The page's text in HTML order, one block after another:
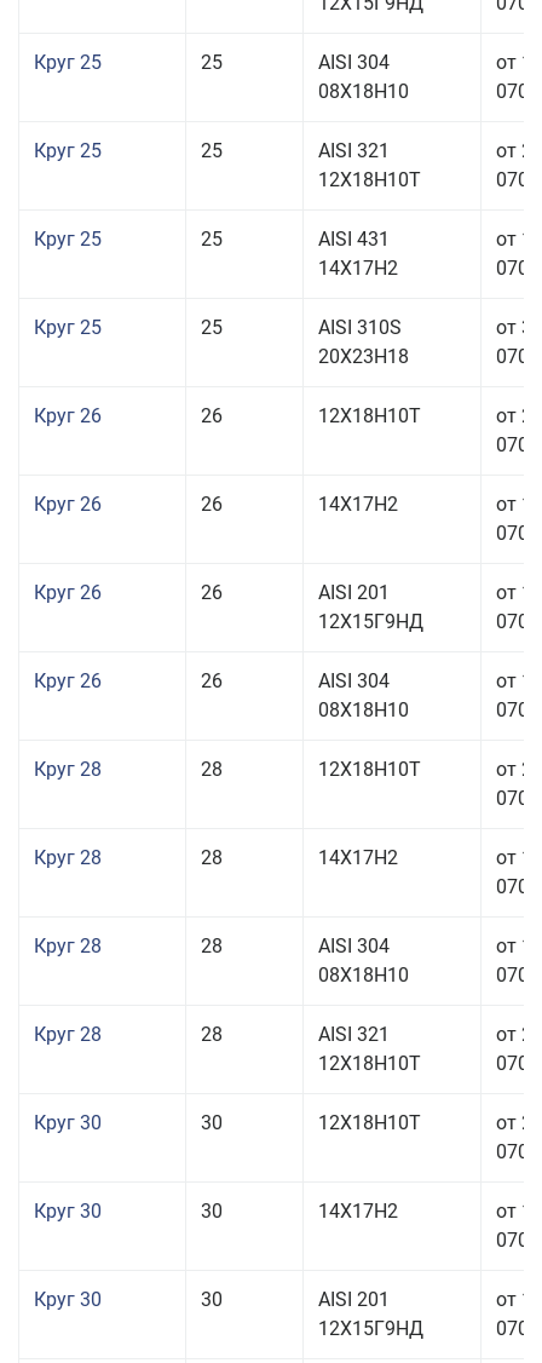
Круг 25 25
AISI 304
08Х18Н10
от
Круг 25 25
AISI 321
12Х18Н10Т
от
Круг 25 25
AISI 431
14Х17Н2
от
Круг 25 25
AISI 310S
20Х23Н18
от
Круг 26 26 12Х18Н10Т
от
Круг 26 26 14Х17Н2
от
Круг 26 26
AISI 201
12Х15Г9НД
от
Круг 26 26
AISI 304
08Х18Н10
от
Круг 28 28 12Х18Н10Т
от
Круг 28 28 14Х17Н2
от
Круг 28 28
AISI 304
08Х18Н10
от
Круг 28 28
AISI 321
12Х18Н10Т
от
Круг 30 30 12Х18Н10Т
от
Круг 30 30 14Х17Н2
от
Круг 30 30
AISI 201
12Х15Г9НД
от